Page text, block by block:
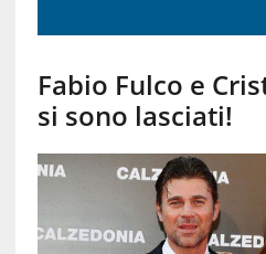
Fabio Fulco e
si sono lasciati!